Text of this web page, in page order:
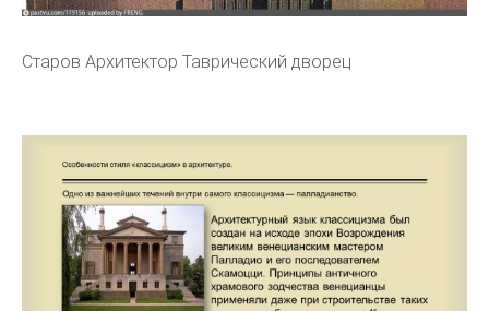
Старов Архитектор Таврический дворец